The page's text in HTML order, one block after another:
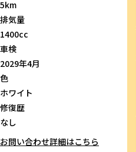
5km
排気量
1400cc
車検
2029年4月
色
ホワイト
修復歴
なし
お問い合わせ詳細はこちら